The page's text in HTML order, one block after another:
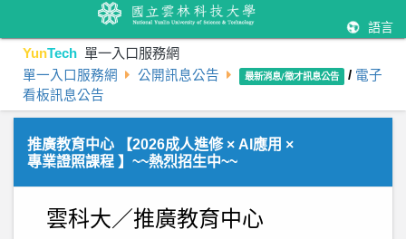
語言
YunTech 單一入口服務網
單一入口服務網 公開訊息公告 最新消息/徵才訊息公告 / 電子
看板訊息公告
推廣教育中心 【2026成人進修 × AI應用 ×
專業證照課程 】~~熱烈招生中~~
雲科大／推廣教育中心